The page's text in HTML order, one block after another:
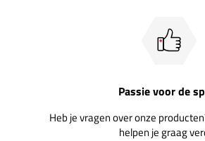
Passie voor de
Heb je vragen over onze
helpen je graag